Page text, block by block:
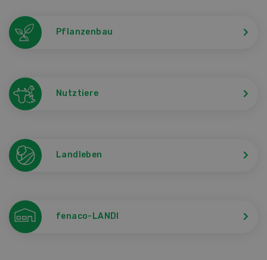
Pflanzenbau
Nutztiere
Landleben
fenaco-LANDI